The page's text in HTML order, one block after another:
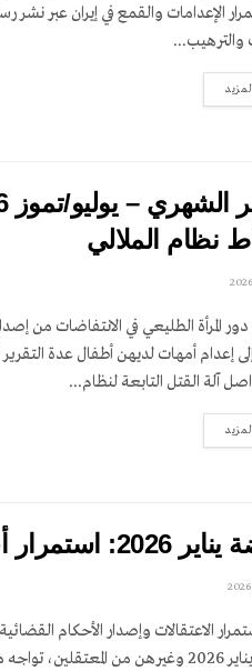
الإعدامات والقمع في إيران عبر
والترهيب...
DETAILS
نظام الملالي
المرأة الطليعي في الانتفاضات من
إعدام أمهات لديهن أطفال عدة
DETAILS
السجن والاحتجاز والوضع المفتوح للمعتقلين
الاعتقالات وإصدار الأحكام
انتفاضة يناير 2026 وغيرهن من